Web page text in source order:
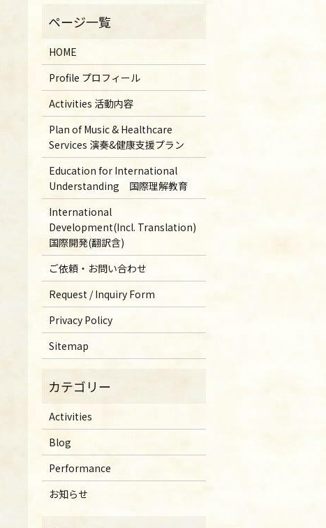
HOME
Profile プロフィール
Activities 活動内容
Plan of Music & Healthcare
Services 演奏&健康支援プラン
Education for International
Understanding 国際理解教育
International
Development(Incl. Translation)
国際開発(翻訳含)
ご依頼・お問い合わせ
Request / Inquiry Form
Privacy Policy
Sitemap
Activities
Blog
Performance
お知らせ